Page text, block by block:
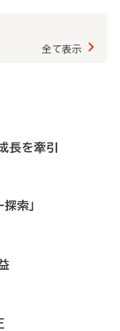
全て表示
長を牽引
索」